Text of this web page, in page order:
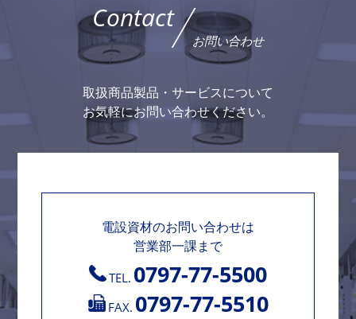
Contact
お問い合わせ
取扱商品製品・サービスについて
お気軽にお問い合わせください。
電設資材のお問い合わせは
営業部一課まで
TEL. 0797-77-5500
FAX. 0797-77-5510